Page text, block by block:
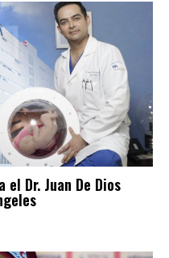
Dr. Juan De Dios